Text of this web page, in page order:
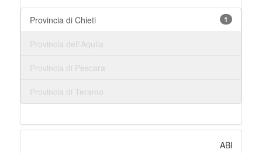
Provincia di Chieti 1
Provincia dell'Aquila
Provincia di Pescara
Provincia di Teramo
ABI